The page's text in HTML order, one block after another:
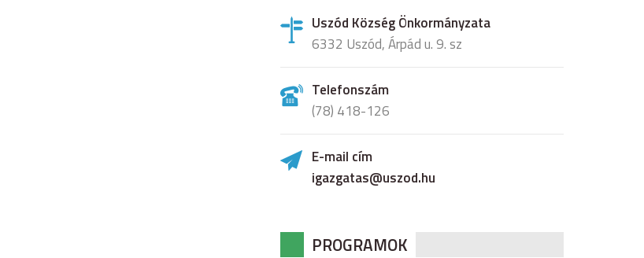
Uszód Község Önkormányzata
6332 Uszód, Árpád u. 9. sz
Telefonszám
(78) 418-126
E-mail cím
igazgatas@uszod.hu
PROGRAMOK